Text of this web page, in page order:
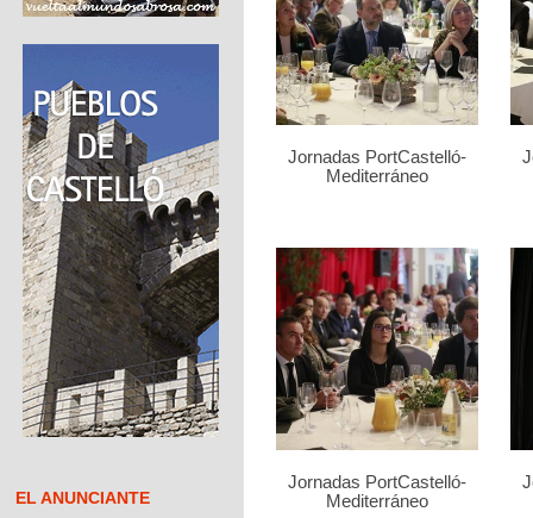
EL ANUNCIANTE
Jornadas PortCastelló-
Mediterráneo
Jornadas PortCastelló-
Mediterráneo